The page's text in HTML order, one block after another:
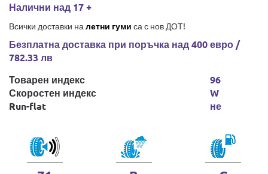
Налични над 17 +
Всички доставки на летни гуми са с нов ДОТ!
Безплатна доставка при поръчка над 400 евро /
782.33 лв
Товарен индекс
Скоростен индекс
Run-flat
96
W
не